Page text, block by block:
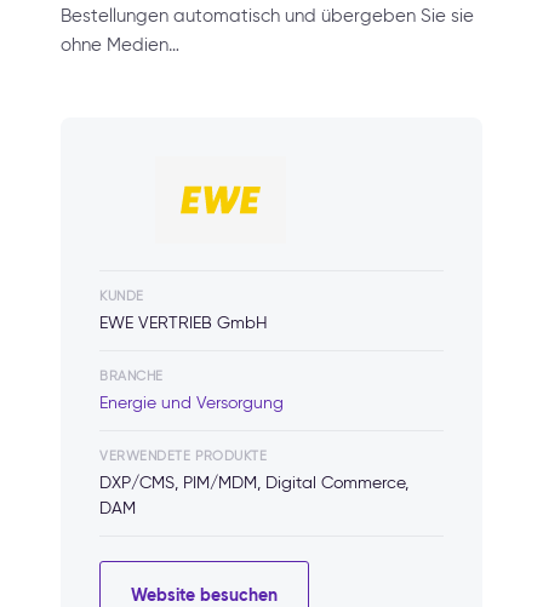
Bestellungen automatisch und übergeben Sie sie
ohne Medien…
KUNDE
EWE VERTRIEB GmbH
BRANCHE
Energie und Versorgung
VERWENDETE PRODUKTE
DXP/CMS, PIM/MDM, Digital Commerce,
DAM
Website besuchen